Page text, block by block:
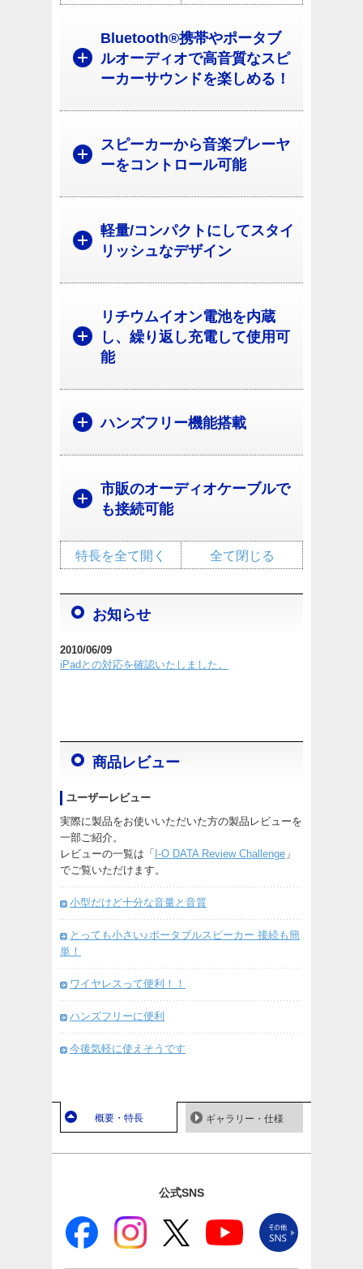
Bluetooth®携帯やポータブ
ルオーディオで高音質なスピ
ーカーサウンドを楽しめる！
スピーカーから音楽プレーヤ
ーをコントロール可能
軽量/コンパクトにしてスタイ
リッシュなデザイン
リチウムイオン電池を内蔵
し、繰り返し充電して使用可
能
ハンズフリー機能搭載
市販のオーディオケーブルで
も接続可能
全て閉じる
特長を全て開く
お知らせ
2010/06/09
iPadとの対応を確認いたしました。
商品レビュー
ユーザーレビュー
実際に製品をお使いいただいた方の製品レビューを
一部ご紹介。
レビューの一覧は「 I-O DATA Review Challenge 」
でご覧いただけます。
小型だけど十分な音量と音質
とっても小さい♪ポータブルスピーカー 接続も簡
単！
ワイヤレスって便利！！
ハンズフリーに便利
今後気軽に使えそうです
概要・特長 ギャラリー・仕様
公式SNS